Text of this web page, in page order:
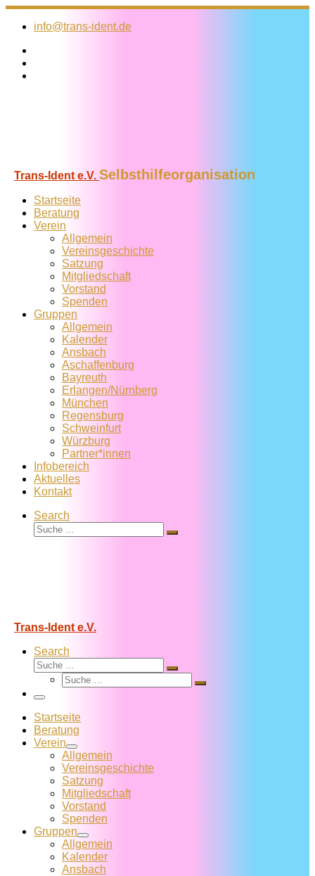
Zum
Inhalt
info@trans-ident.de
Trans-Ident e.V. Selbsthilfeorganisation
Startseite
Beratung
Verein
Allgemein
Vereins­geschichte
Satzung
Mitglied­schaft
Vorstand
Spenden
Gruppen
Allgemein
Kalender
Ansbach
Aschaffenburg
Bayreuth
Erlangen/Nürnberg
München
Regensburg
Schweinfurt
Würzburg
Partner*innen
Infobereich
Aktuelles
Kontakt
Search
Suche
Suche
Trans-Ident e.V.
Search
Suche
Suche
Suche
Suche
Menü
Startseite
Beratung
Verein
Allgemein
Vereins­geschichte
Satzung
Mitglied­schaft
Vorstand
Spenden
Gruppen
Allgemein
Kalender
Ansbach